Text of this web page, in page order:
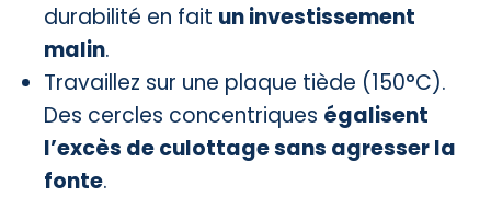
durabilité en fait un investissement
malin.
Travaillez sur une plaque tiède (150°C).
Des cercles concentriques égalisent
l’excès de culottage sans agresser la
fonte.